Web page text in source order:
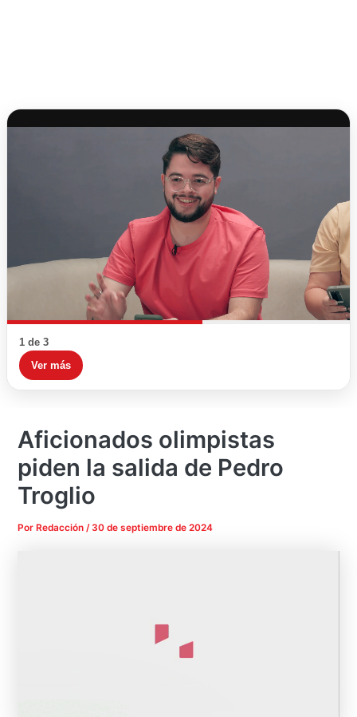
1 de 3
Ver más
Aficionados olimpistas
piden la salida de Pedro
Troglio
Por Redacción/ 30 de septiembre de 2024